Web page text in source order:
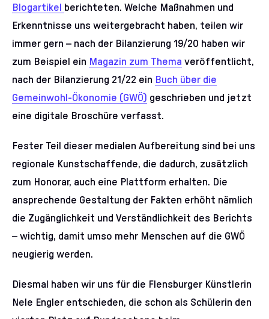
Blogartikel
berichteten. Welche Maßnahmen und
Erkenntnisse uns weitergebracht haben, teilen wir
immer gern – nach der Bilanzierung 19/20 haben wir
zum Beispiel ein Magazin zum Thema veröffentlicht,
nach der Bilanzierung 21/22 ein Buch über die
Gemeinwohl-Ökonomie (GWÖ) geschrieben und jetzt
eine digitale Broschüre verfasst.
Fester Teil dieser medialen Aufbereitung sind bei uns
regionale Kunstschaffende, die dadurch, zusätzlich
zum Honorar, auch eine Plattform erhalten. Die
ansprechende Gestaltung der Fakten erhöht nämlich
die Zugänglichkeit und Verständlichkeit des Berichts
– wichtig, damit umso mehr Menschen auf die GWÖ
neugierig werden.
Diesmal haben wir uns für die Flensburger Künstlerin
Nele Engler entschieden, die schon als Schülerin den